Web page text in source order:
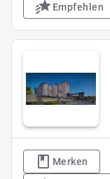
Empfehlen
Merken